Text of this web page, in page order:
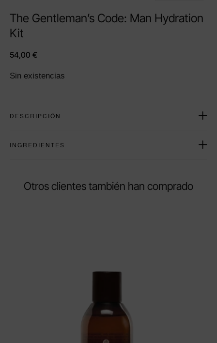
The Gentleman’s Code: Man Hydration
Kit
54,00 €
Sin existencias
DESCRIPCIÓN
INGREDIENTES
Otros clientes también han comprado